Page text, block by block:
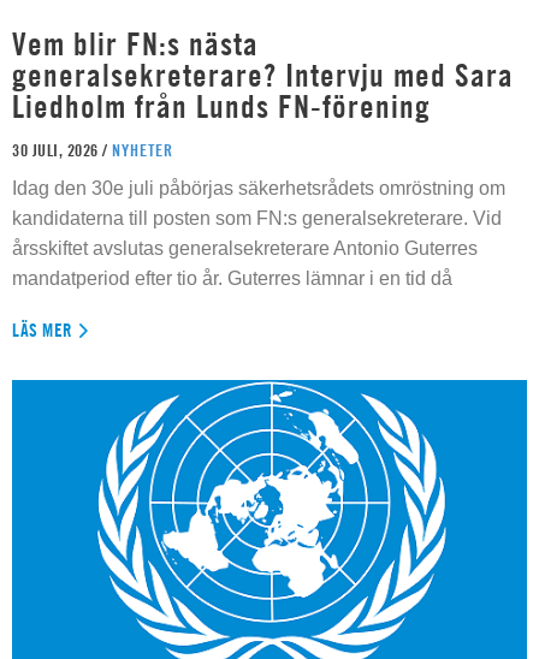
Vem blir FN:s nästa
generalsekreterare? Intervju med Sara
Liedholm från Lunds FN-förening
30 JULI, 2026 / NYHETER
Idag den 30e juli påbörjas säkerhetsrådets omröstning om
kandidaterna till posten som FN:s generalsekreterare. Vid
årsskiftet avslutas generalsekreterare Antonio Guterres
mandatperiod efter tio år. Guterres lämnar i en tid då
LÄS MER